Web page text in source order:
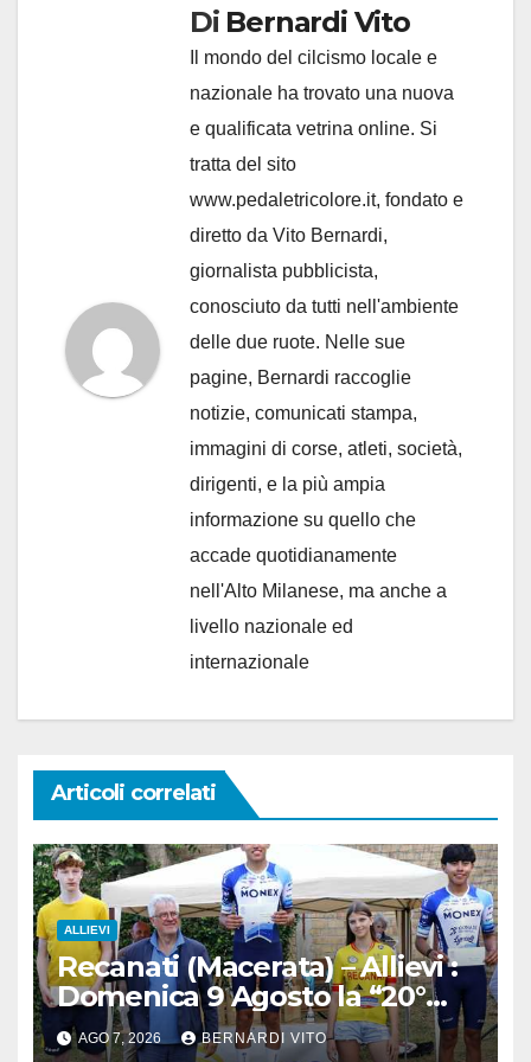
Di Bernardi Vito
Il mondo del cilcismo locale e
nazionale ha trovato una nuova
e qualificata vetrina online. Si
tratta del sito
www.pedaletricolore.it, fondato e
diretto da Vito Bernardi,
giornalista pubblicista,
conosciuto da tutti nell'ambiente
delle due ruote. Nelle sue
pagine, Bernardi raccoglie
notizie, comunicati stampa,
immagini di corse, atleti, società,
dirigenti, e la più ampia
informazione su quello che
accade quotidianamente
nell'Alto Milanese, ma anche a
livello nazionale ed
internazionale
Articoli correlati
ALLIEVI
Recanati (Macerata) – Allievi :
Domenica 9 Agosto la “20°
Mare e Monti” nelle terre del
AGO 7, 2026 BERNARDI VITO